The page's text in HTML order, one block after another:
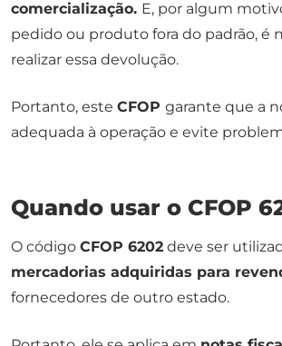
comercialização. E, por algum
pedido ou produto fora do padrão, é
realizar essa devolução.
Portanto, este CFOP garante que a
adequada à operação e evite
Quando usar o CFOP
O código CFOP 6202 deve ser
mercadorias adquiridas para
fornecedores de outro estado.